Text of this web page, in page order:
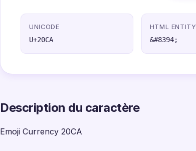
UNICODE
U+20CA
HTML ENTITY
&#8394;
Description du caractère
Emoji Currency 20CA